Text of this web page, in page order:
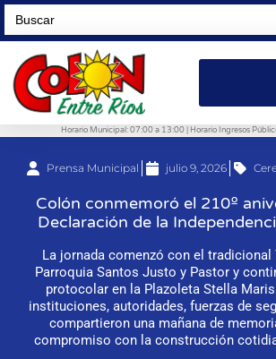
Search
for:
Horario Municipal: 07:00 a 13:00 | Horario Ingresos
Prensa Municipal julio 9, 2026
Colón conmemoró el 210º
Declaración de la
La jornada comenzó con el tradicional
Parroquia Santos Justo y Pastor y
protocolar en la Plazoleta Stella
instituciones, autoridades, fuerzas de
compartieron una mañana de
compromiso con la construcción